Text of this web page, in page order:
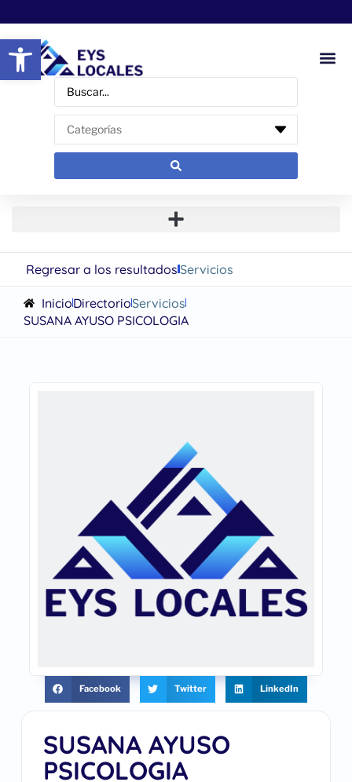
Abrir barra de herramientas
Regresar a los resultadosServicios
InicioDirectorioServicios
SUSANA AYUSO PSICOLOGIA
SUSANA AYUSO
PSICOLOGIA
Facebook Twitter LinkedIn